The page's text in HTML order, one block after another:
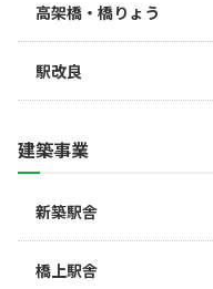
高架橋・橋りょう
駅改良
建築事業
新築駅舎
橋上駅舎